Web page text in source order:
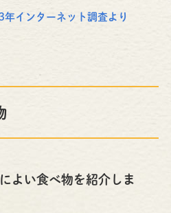
インターネット調査より
よい食べ物を紹介しま